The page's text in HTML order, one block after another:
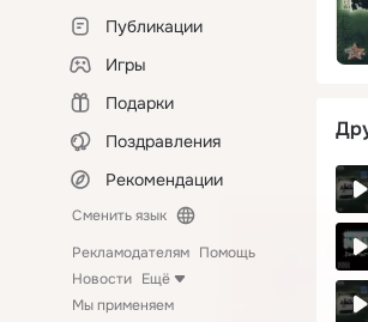
Публикации
Игры
Подарки
Поздравления
Рекомендации
Сменить язык
Рекламодателям Помощь
Новости Ещё
Мы применяем